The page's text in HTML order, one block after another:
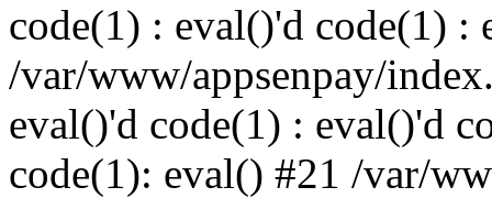
code(1) : eval()'d code(1) :
/var/www/appsenpay/
eval()'d code(1) : eval()'d
code(1): eval() #21 /var/